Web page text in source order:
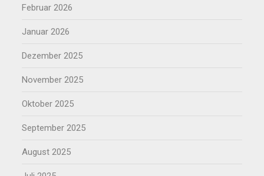
Februar 2026
Januar 2026
Dezember 2025
November 2025
Oktober 2025
September 2025
August 2025